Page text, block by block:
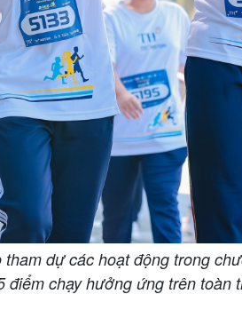
dự các hoạt động trong
chạy hưởng ứng trên toàn